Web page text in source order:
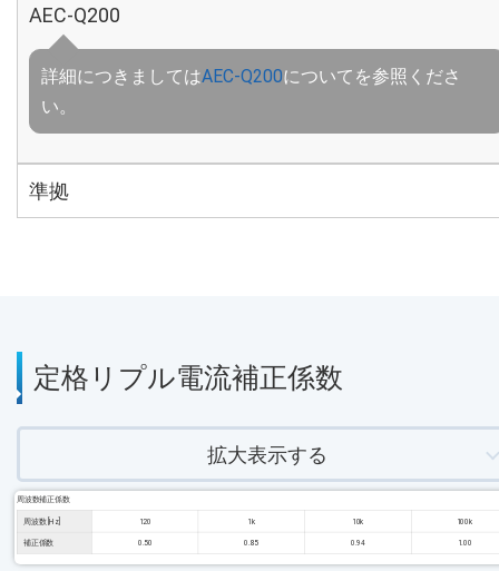
AEC-Q200
詳細につきましてはAEC-Q200についてを参照くださ
い。
準拠
定格リプル電流補正係数
拡大表示する
周波数補正係数
周波数 [Hz] 120 1k 10k 100k
補正係数 0.50 0.85 0.94 1.00